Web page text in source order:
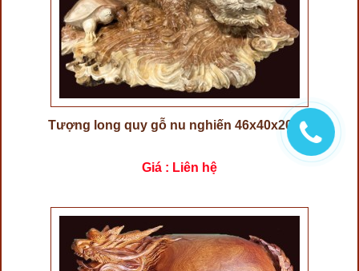
Tượng long quy gỗ nu nghiến 46x40x20cm
Giá : Liên hệ